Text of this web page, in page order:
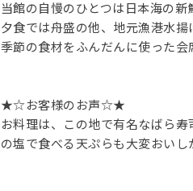
当館の自慢のひとつは日本海の新
夕食では舟盛の他、地元漁港水揚
季節の食材をふんだんに使った会
★☆お客様のお声☆★
お料理は、この地で有名なばら
の塩で食べる天ぷらも大変おいし